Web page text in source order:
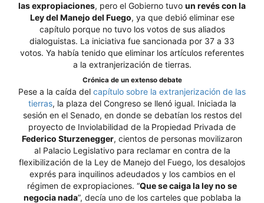
las expropiaciones, pero el Gobierno tuvo un revés con la
Ley del Manejo del Fuego, ya que debió eliminar ese
capítulo porque no tuvo los votos de sus aliados
dialoguistas. La iniciativa fue sancionada por 37 a 33
votos. Ya había tenido que eliminar los artículos referentes
a la extranjerización de tierras.
Crónica de un extenso debate
Pese a la caída del capítulo sobre la extranjerización de las
tierras, la plaza del Congreso se llenó igual. Iniciada la
sesión en el Senado, en donde se debatían los restos del
proyecto de Inviolabilidad de la Propiedad Privada de
Federico Sturzenegger, cientos de personas movilizaron
al Palacio Legislativo para reclamar en contra de la
flexibilización de la Ley de Manejo del Fuego, los desalojos
exprés para inquilinos adeudados y los cambios en el
régimen de expropiaciones. “Que se caiga la ley no se
negocia nada”, decía uno de los carteles que poblaba la